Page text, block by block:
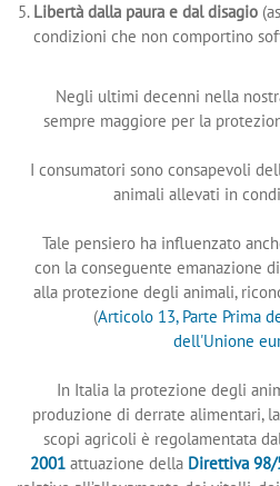
Libertà dalla paura e dal disagio
condizioni che non comportino
Negli ultimi decenni nella
sempre maggiore per la
I consumatori sono consapevoli
animali allevati in
Tale pensiero ha influenzato
con la conseguente emanazione
alla protezione degli animali,
(Articolo 13, Parte Prima
dell'Unione
In Italia la protezione degli
produzione di derrate alimentari,
scopi agricoli è regolamentata
2001 attuazione della Direttiva 98/